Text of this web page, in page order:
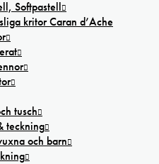
Softpastell
kritor Caran d’Ache
tusch
teckning
och barn